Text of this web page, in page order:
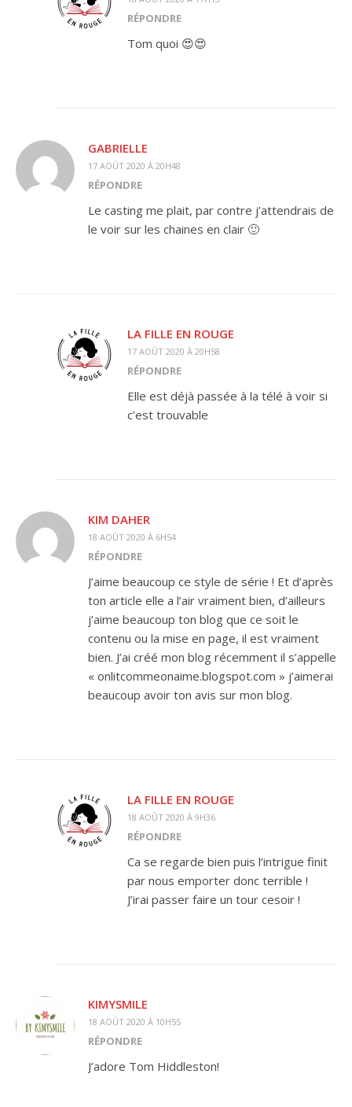
RÉPONDRE
Tom quoi 😍😍
GABRIELLE
17 AOÛT 2020 À 20H48
RÉPONDRE
Le casting me plait, par contre j’attendrais de
le voir sur les chaines en clair 🙂
LA FILLE EN ROUGE
17 AOÛT 2020 À 20H58
RÉPONDRE
Elle est déjà passée à la télé à voir si
c’est trouvable
KIM DAHER
18 AOÛT 2020 À 6H54
RÉPONDRE
J’aime beaucoup ce style de série ! Et d’après
ton article elle a l’air vraiment bien, d’ailleurs
j’aime beaucoup ton blog que ce soit le
contenu ou la mise en page, il est vraiment
bien. J’ai créé mon blog récemment il s’appelle
« onlitcommeonaime.blogspot.com » j’aimerai
beaucoup avoir ton avis sur mon blog.
LA FILLE EN ROUGE
18 AOÛT 2020 À 9H36
RÉPONDRE
Ca se regarde bien puis l’intrigue finit
par nous emporter donc terrible !
J’irai passer faire un tour cesoir !
KIMYSMILE
18 AOÛT 2020 À 10H55
RÉPONDRE
J’adore Tom Hiddleston!